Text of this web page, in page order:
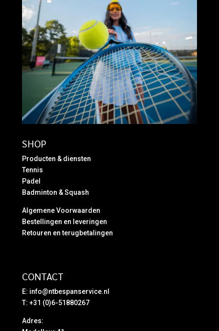
SHOP
Producten & diensten
Tennis
Padel
Badminton & Squash
Algemene Voorwaarden
Bestellingen en leveringen
Retouren en terugbetalingen
CONTACT
E: info@ntbespanservice.nl
T: +31 (0)6-51880267
Adres: